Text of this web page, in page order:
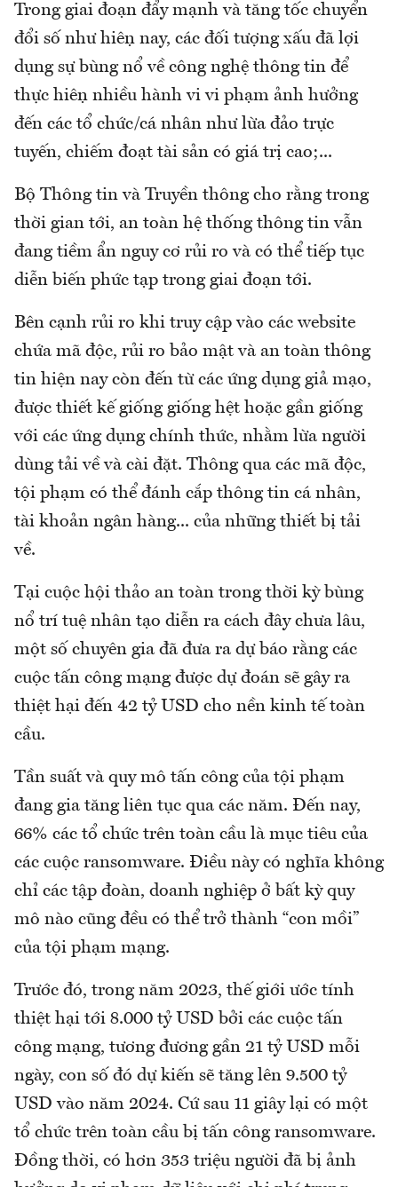
Trong giai đoạn đẩy mạnh và tăng tốc chuyển
đổi số như hiện nay, các đối tượng xấu đã lợi
dụng sự bùng nổ về công nghệ thông tin để
thực hiện nhiều hành vi vi phạm ảnh hưởng
đến các tổ chức/cá nhân như lừa đảo trực
tuyến, chiếm đoạt tài sản có giá trị cao;...
Bộ Thông tin và Truyền thông cho rằng trong
thời gian tới, an toàn hệ thống thông tin vẫn
đang tiềm ẩn nguy cơ rủi ro và có thể tiếp tục
diễn biến phức tạp trong giai đoạn tới.
Bên cạnh rủi ro khi truy cập vào các website
chứa mã độc, rủi ro bảo mật và an toàn thông
tin hiện nay còn đến từ các ứng dụng giả mạo,
được thiết kế giống giống hệt hoặc gần giống
với các ứng dụng chính thức, nhằm lừa người
dùng tải về và cài đặt. Thông qua các mã độc,
tội phạm có thể đánh cắp thông tin cá nhân,
tài khoản ngân hàng... của những thiết bị tải
về.
Tại cuộc hội thảo an toàn trong thời kỳ bùng
nổ trí tuệ nhân tạo diễn ra cách đây chưa lâu,
một số chuyên gia đã đưa ra dự báo rằng các
cuộc tấn công mạng được dự đoán sẽ gây ra
thiệt hại đến 42 tỷ USD cho nền kinh tế toàn
cầu.
Tần suất và quy mô tấn công của tội phạm
đang gia tăng liên tục qua các năm. Đến nay,
66% các tổ chức trên toàn cầu là mục tiêu của
các cuộc ransomware. Điều này có nghĩa không
chỉ các tập đoàn, doanh nghiệp ở bất kỳ quy
mô nào cũng đều có thể trở thành “con mồi”
của tội phạm mạng.
Trước đó, trong năm 2023, thế giới ước tính
thiệt hại tới 8.000 tỷ USD bởi các cuộc tấn
công mạng, tương đương gần 21 tỷ USD mỗi
ngày, con số đó dự kiến ​​sẽ tăng lên 9.500 tỷ
USD vào năm 2024. Cứ sau 11 giây lại có một
tổ chức trên toàn cầu bị tấn công ransomware.
Đồng thời, có hơn 353 triệu người đã bị ảnh